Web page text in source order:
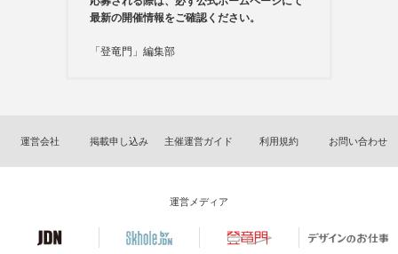
最新の開催情報をご確認ください。
「登竜門」編集部
運営会社 掲載申し込み 主催運営ガイド 利用規約 お問い合わせ
運営メディア